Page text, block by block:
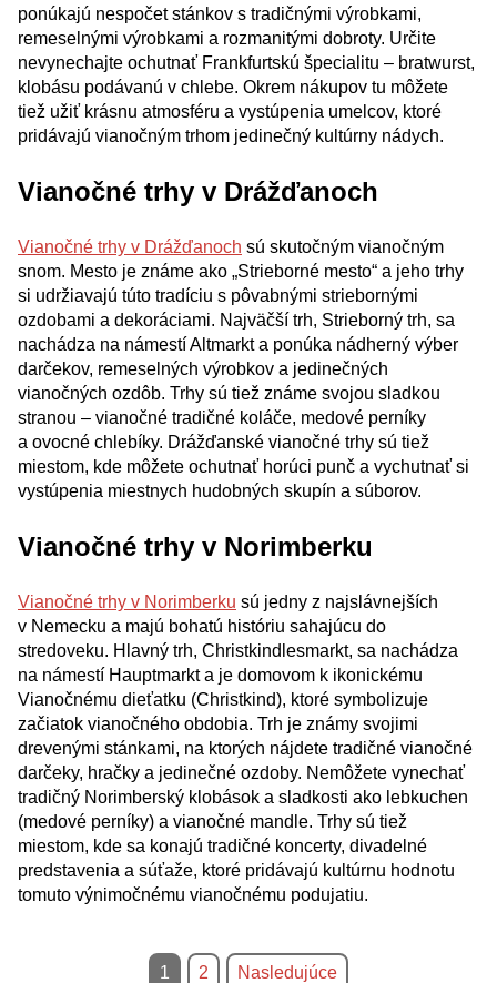
ponúkajú nespočet stánkov s tradičnými výrobkami,
remeselnými výrobkami a rozmanitými dobroty. Určite
nevynechajte ochutnať Frankfurtskú špecialitu – bratwurst,
klobásu podávanú v chlebe. Okrem nákupov tu môžete
tiež užiť krásnu atmosféru a vystúpenia umelcov, ktoré
pridávajú vianočným trhom jedinečný kultúrny nádych.
Vianočné trhy v Drážďanoch
Vianočné trhy v Drážďanoch sú skutočným vianočným
snom. Mesto je známe ako „Strieborné mesto“ a jeho trhy
si udržiavajú túto tradíciu s pôvabnými striebornými
ozdobami a dekoráciami. Najväčší trh, Strieborný trh, sa
nachádza na námestí Altmarkt a ponúka nádherný výber
darčekov, remeselných výrobkov a jedinečných
vianočných ozdôb. Trhy sú tiež známe svojou sladkou
stranou – vianočné tradičné koláče, medové perníky
a ovocné chlebíky. Drážďanské vianočné trhy sú tiež
miestom, kde môžete ochutnať horúci punč a vychutnať si
vystúpenia miestnych hudobných skupín a súborov.
Vianočné trhy v Norimberku
Vianočné trhy v Norimberku sú jedny z najslávnejších
v Nemecku a majú bohatú históriu sahajúcu do
stredoveku. Hlavný trh, Christkindlesmarkt, sa nachádza
na námestí Hauptmarkt a je domovom k ikonickému
Vianočnému dieťatku (Christkind), ktoré symbolizuje
začiatok vianočného obdobia. Trh je známy svojimi
drevenými stánkami, na ktorých nájdete tradičné vianočné
darčeky, hračky a jedinečné ozdoby. Nemôžete vynechať
tradičný Norimberský klobások a sladkosti ako lebkuchen
(medové perníky) a vianočné mandle. Trhy sú tiež
miestom, kde sa konajú tradičné koncerty, divadelné
predstavenia a súťaže, ktoré pridávajú kultúrnu hodnotu
tomuto výnimočnému vianočnému podujatiu.
1 2 Nasledujúce